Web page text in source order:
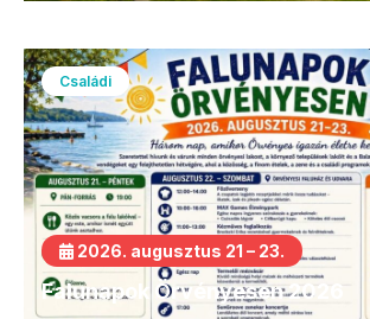
Családi
2026. augusztus 21 – 23.
Falunapok Örvényesen 2026